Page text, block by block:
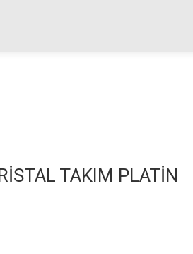
TAKIM PLATİN